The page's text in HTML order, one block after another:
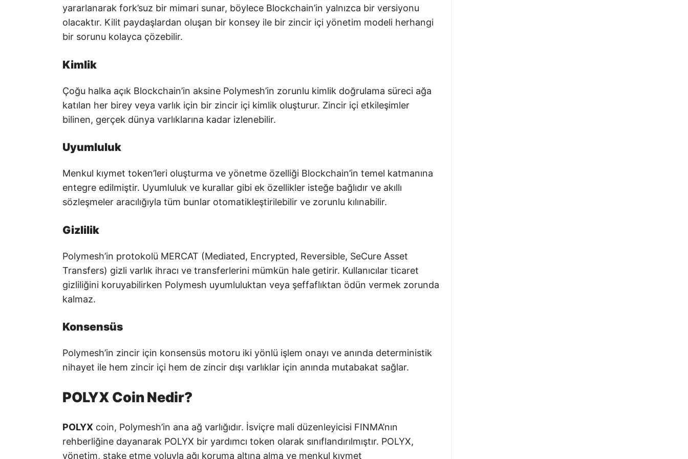
yararlanarak fork’suz bir mimari sunar, böylece Blockchain’in yalnızca bir versiyonu
olacaktır. Kilit paydaşlardan oluşan bir konsey ile bir zincir içi yönetim modeli herhangi
bir sorunu kolayca çözebilir.
Kimlik
Çoğu halka açık Blockchain’in aksine Polymesh’in zorunlu kimlik doğrulama süreci ağa
katılan her birey veya varlık için bir zincir içi kimlik oluşturur. Zincir içi etkileşimler
bilinen, gerçek dünya varlıklarına kadar izlenebilir.
Uyumluluk
Menkul kıymet token’leri oluşturma ve yönetme özelliği Blockchain’in temel katmanına
entegre edilmiştir. Uyumluluk ve kurallar gibi ek özellikler isteğe bağlıdır ve akıllı
sözleşmeler aracılığıyla tüm bunlar otomatikleştirilebilir ve zorunlu kılınabilir.
Gizlilik
Polymesh’in protokolü MERCAT (Mediated, Encrypted, Reversible, SeCure Asset
Transfers) gizli varlık ihracı ve transferlerini mümkün hale getirir. Kullanıcılar ticaret
gizliliğini koruyabilirken Polymesh uyumluluktan veya şeffaflıktan ödün vermek zorunda
kalmaz.
Konsensüs
Polymesh’in zincir için konsensüs motoru iki yönlü işlem onayı ve anında deterministik
nihayet ile hem zincir içi hem de zincir dışı varlıklar için anında mutabakat sağlar.
POLYX Coin Nedir?
POLYX coin, Polymesh’in ana ağ varlığıdır. İsviçre mali düzenleyicisi FINMA’nın
rehberliğine dayanarak POLYX bir yardımcı token olarak sınıflandırılmıştır. POLYX,
yönetim, stake etme yoluyla ağı koruma altına alma ve menkul kıymet